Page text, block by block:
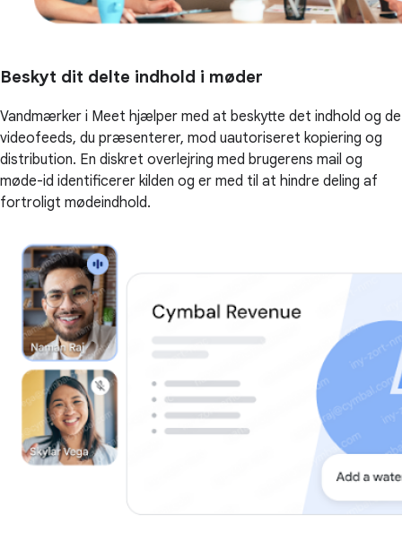
Beskyt dit delte indhold i møder
Vandmærker i Meet hjælper med at beskytte det indhold og de
videofeeds, du præsenterer, mod uautoriseret kopiering og
distribution. En diskret overlejring med brugerens mail og
møde-id identificerer kilden og er med til at hindre deling af
fortroligt mødeindhold.